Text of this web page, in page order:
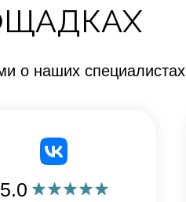
о наших специалистах
5.0